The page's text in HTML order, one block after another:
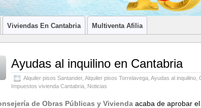
Viviendas En Cantabria Multiventa Afilia
Ayudas al inquilino en Cantabria
Alquiler pisos Santander, Alquiler pisos Torrelavega Ayudas al inquilino
Impuestos vivienda Cantabria Noticias
de Obras Públicas y Vivienda acaba de aprobar